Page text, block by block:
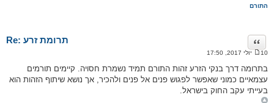
התורם
Re: תרומת זרע ציטוט
ו
ד
ע
ה
10 יולי 2017, 17:50
בתרומה דרך בנקי הזרע זהות התורם תמיד נשמרת חסויה. קיימים תורמים
עצמאיים כמוני שאפשר לפגוש פנים אל פנים ולהכיר, אך נושא שיתוף הזהות הוא
בעייתי עקב החוק בישראל.